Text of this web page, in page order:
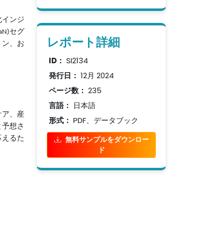
インジ
セグ
、お
ア、産
想さ
るた
レポート詳細
ID： SI2134
発行日： 12月 2024
ページ数： 235
言語： 日本語
形式： PDF、データブック
無料サンプルをダウンロー
ド